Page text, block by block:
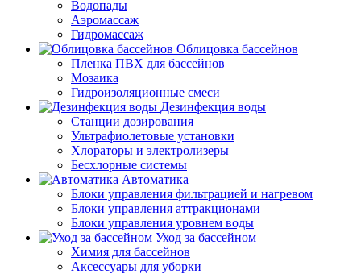
Водопады
Аэромассаж
Гидромассаж
Облицовка бассейнов
Пленка ПВХ для бассейнов
Мозаика
Гидроизоляционные смеси
Дезинфекция воды
Станции дозирования
Ультрафиолетовые установки
Хлораторы и электролизеры
Бесхлорные системы
Автоматика
Блоки управления фильтрацией и нагревом
Блоки управления аттракционами
Блоки управления уровнем воды
Уход за бассейном
Химия для бассейнов
Аксессуары для уборки